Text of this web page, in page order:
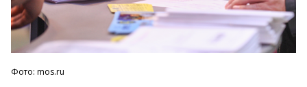
Фото: mos.ru